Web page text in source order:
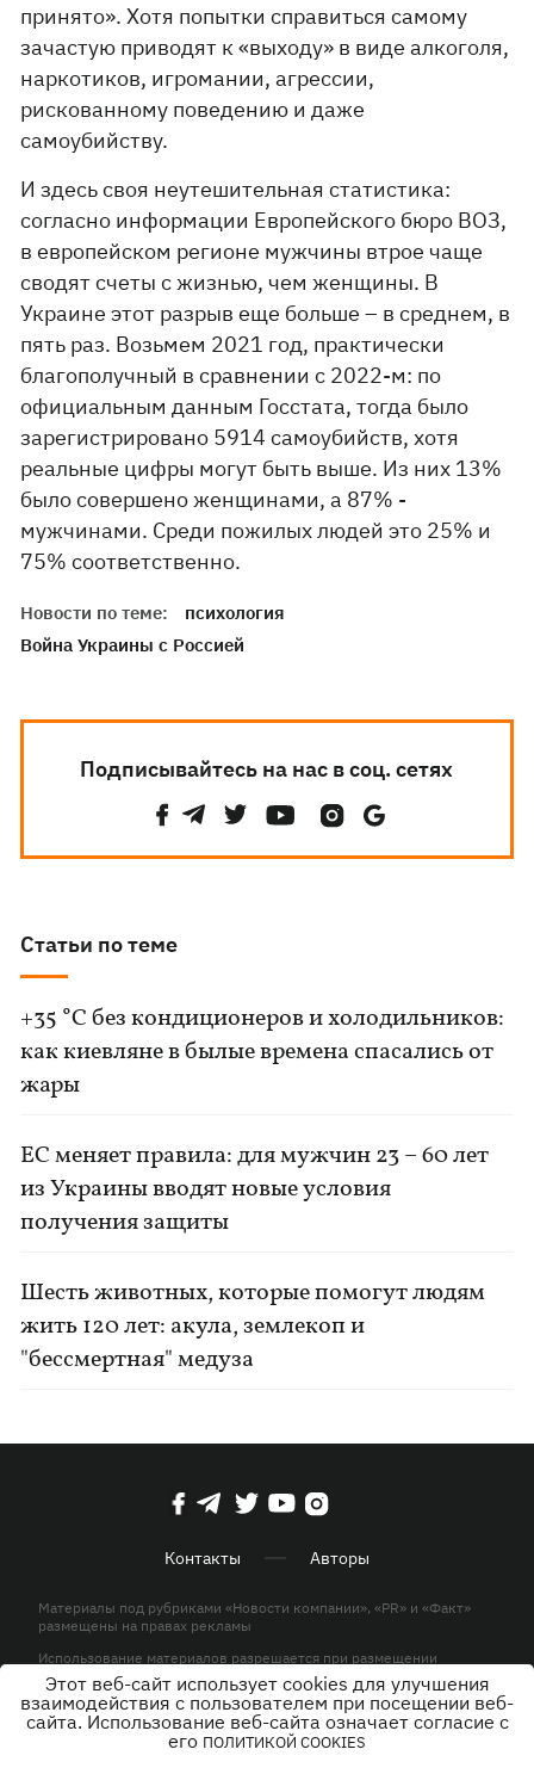
принято». Хотя попытки справиться самому
зачастую приводят к «выходу» в виде алкоголя,
наркотиков, игромании, агрессии,
рискованному поведению и даже
самоубийству.
И здесь своя неутешительная статистика:
согласно информации Европейского бюро ВОЗ,
в европейском регионе мужчины втрое чаще
сводят счеты с жизнью, чем женщины. В
Украине этот разрыв еще больше – в среднем, в
пять раз. Возьмем 2021 год, практически
благополучный в сравнении с 2022-м: по
официальным данным Госстата, тогда было
зарегистрировано 5914 самоубийств, хотя
реальные цифры могут быть выше. Из них 13%
было совершено женщинами, а 87% -
мужчинами. Среди пожилых людей это 25% и
75% соответственно.
Новости по теме:
психология
Война Украины с Россией
Подписывайтесь на нас в соц. сетях
Статьи по теме
+35 °C без кондиционеров и холодильников:
как киевляне в былые времена спасались от
жары
ЕС меняет правила: для мужчин 23 – 60 лет
из Украины вводят новые условия
получения защиты
Шесть животных, которые помогут людям
жить 120 лет: акула, землекоп и
"бессмертная" медуза
Контакты Авторы
Материалы под рубриками «Новости компании», «PR» и «Факт»
размещены на правах рекламы
Использование материалов разрешается при размещении
активной гиперссылки на KP.UA в первом абзаце.
© ООО «ЮЛАВ МЕДИА»,2026. Все права защищены.
Этот веб-сайт использует cookies для улучшения
взаимодействия с пользователем при посещении веб-
сайта. Использование веб-сайта означает согласие с
его ПОЛИТИКОЙ COOKIES